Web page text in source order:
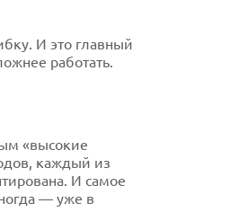
И это главный
работать.
«высокие
каждый из
И самое
— уже в